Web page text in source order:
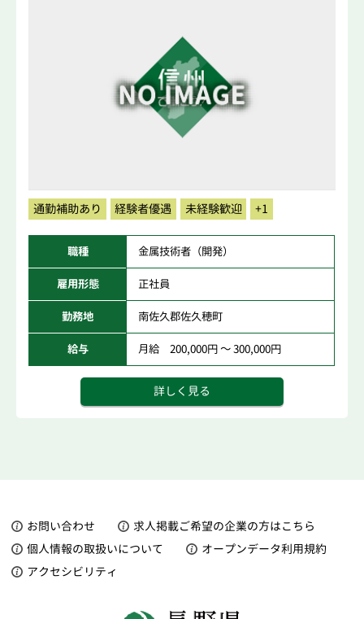
通勤補助あり 経験者優遇 未経験歓迎 +1
職種 金属技術者（開発）
雇用形態 正社員
勤務地 南佐久郡佐久穂町
給与 月給 200,000円 ～ 300,000円
詳しく見る
お問い合わせ
求人掲載ご希望の企業の方はこちら
個人情報の取扱いについて
オープンデータ利用規約
アクセシビリティ